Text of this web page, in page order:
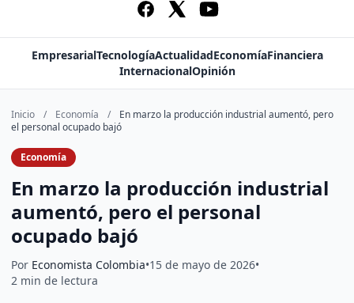
EmpresarialTecnologíaActualidadEconomíaFinanciera
InternacionalOpinión
Inicio / Economía /
En marzo la producción industrial aumentó, pero
el personal ocupado bajó
Economía
En marzo la producción industrial
aumentó, pero el personal
ocupado bajó
Por Economista Colombia•15 de mayo de 2026•
2 min de lectura